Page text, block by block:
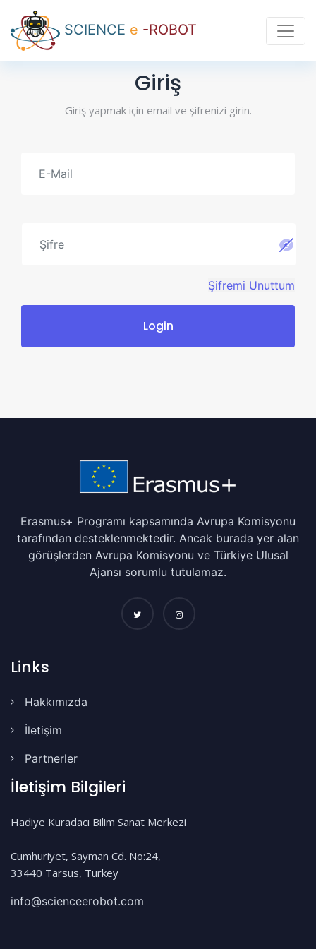
SCIENCE e -ROBOT
Giriş
Giriş yapmak için email ve şifrenizi girin.
Şifremi Unuttum
Erasmus+ Programı kapsamında Avrupa Komisyonu
tarafından desteklenmektedir. Ancak burada yer alan
görüşlerden Avrupa Komisyonu ve Türkiye Ulusal
Ajansı sorumlu tutulamaz.
Links
Hakkımızda
İletişim
Partnerler
İletişim Bilgileri
Hadiye Kuradacı Bilim Sanat Merkezi
Cumhuriyet, Sayman Cd. No:24,
33440 Tarsus, Turkey
info@scienceerobot.com